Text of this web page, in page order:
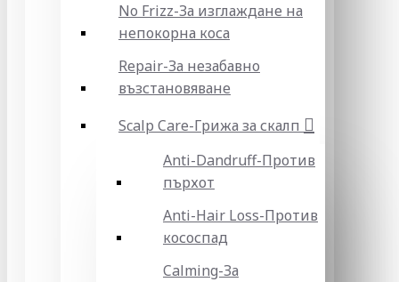
No Frizz-За изглаждане на
непокорна коса
Repair-За незабавно
възстановяване
Scalp Care-Грижа за скалп
Anti-Dandruff-Против
пърхот
Anti-Hair Loss-Против
кососпад
Calming-За